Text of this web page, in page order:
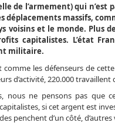
de l’armement) qui n’est
déplacements massifs,
voisins et le monde. Plus
capitalistes. L’état
militaire.
comme les défenseurs de
d’activité, 220.000
nous ne pensons pas que
si cet argent est
penchent d’un côté,